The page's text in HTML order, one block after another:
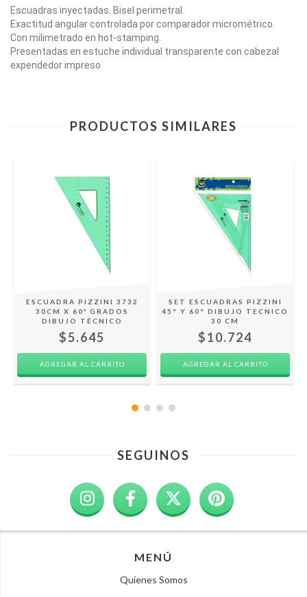
Escuadras inyectadas. Bisel perimetral.
Exactitud angular controlada por comparador micrométrico.
Con milimetrado en hot-stamping.
Presentadas en estuche individual transparente con cabezal
expendedor impreso
PRODUCTOS SIMILARES
ESCUADRA PIZZINI 3732
30CM X 60º GRADOS
DIBUJO TÉCNICO
$5.645
SET ESCUADRAS PIZZINI
45° Y 60° DIBUJO TECNICO
30 CM
$10.724
SEGUINOS
MENÚ
Quienes Somos